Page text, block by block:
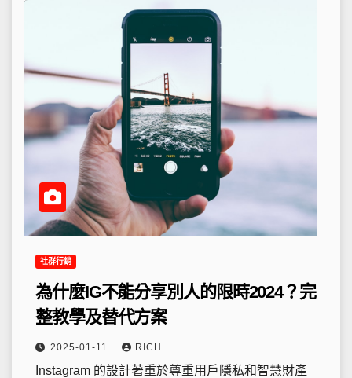
社群行銷
為什麼IG不能分享別人的限時2024？完
整教學及替代方案
2025-01-11 RICH
Instagram 的設計著重於尊重用戶隱私和智慧財產